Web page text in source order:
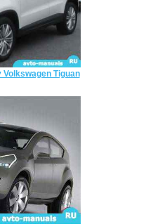
Volkswagen Tiguan